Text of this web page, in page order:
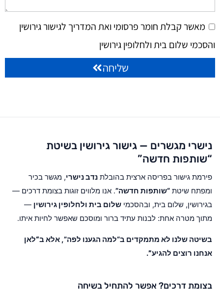
מאשר קבלת חומר פרסומי ואת המדריך לגישור גירושין
והסכמי שלום בית ולחלופין גירושין
שליחה
נישרי מגשרים — גישור גירושין בשיטת
“שותפות חדשה”
פירמת גישור בפריסה ארצית בהובלת נדב נישרי, מגשר בכיר
ומפתח שיטת “שותפות חדשה”. אנו מלווים זוגות בצומת דרכים —
בגירושין, שלום בית, ובהסכמי שלום בית ולחלופין גירושין —
מתוך מטרה אחת: לבנות עתיד ברור ומוסכם שאפשר לחיות איתו.
בשיטה שלנו לא מתמקדים ב“למה הגענו לפה”, אלא ב“לאן
אנחנו רוצים להגיע”.
בצומת דרכים? אפשר להתחיל בשיחה